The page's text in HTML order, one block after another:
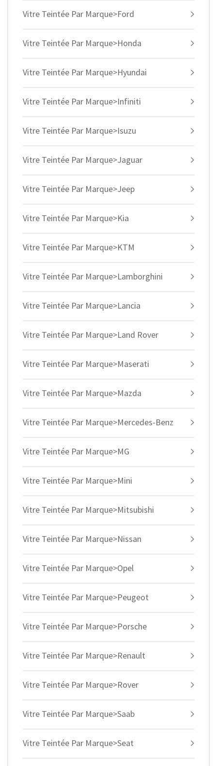
Vitre Teintée Par Marque>Ford
Vitre Teintée Par Marque>Honda
Vitre Teintée Par Marque>Hyundai
Vitre Teintée Par Marque>Infiniti
Vitre Teintée Par Marque>Isuzu
Vitre Teintée Par Marque>Jaguar
Vitre Teintée Par Marque>Jeep
Vitre Teintée Par Marque>Kia
Vitre Teintée Par Marque>KTM
Vitre Teintée Par Marque>Lamborghini
Vitre Teintée Par Marque>Lancia
Vitre Teintée Par Marque>Land Rover
Vitre Teintée Par Marque>Maserati
Vitre Teintée Par Marque>Mazda
Vitre Teintée Par Marque>Mercedes-Benz
Vitre Teintée Par Marque>MG
Vitre Teintée Par Marque>Mini
Vitre Teintée Par Marque>Mitsubishi
Vitre Teintée Par Marque>Nissan
Vitre Teintée Par Marque>Opel
Vitre Teintée Par Marque>Peugeot
Vitre Teintée Par Marque>Porsche
Vitre Teintée Par Marque>Renault
Vitre Teintée Par Marque>Rover
Vitre Teintée Par Marque>Saab
Vitre Teintée Par Marque>Seat